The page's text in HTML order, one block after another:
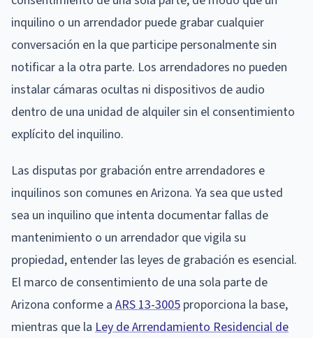
inquilino o un arrendador puede grabar cualquier
conversación en la que participe personalmente sin
notificar a la otra parte. Los arrendadores no pueden
instalar cámaras ocultas ni dispositivos de audio
dentro de una unidad de alquiler sin el consentimiento
explícito del inquilino.
Las disputas por grabación entre arrendadores e
inquilinos son comunes en Arizona. Ya sea que usted
sea un inquilino que intenta documentar fallas de
mantenimiento o un arrendador que vigila su
propiedad, entender las leyes de grabación es esencial.
El marco de consentimiento de una sola parte de
Arizona conforme a ARS 13-3005 proporciona la base,
mientras que la Ley de Arrendamiento Residencial de